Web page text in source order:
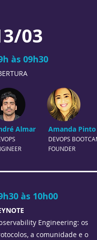
03
às 09h30
Almar Amanda Pinto
DEVOPS
FOUNDER
às 10h00
Engineering: os
a comunidade e o